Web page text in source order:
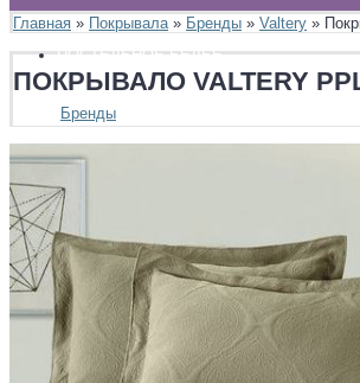
ПОСТЕЛЬНОЕ БЕЛЬЕ
Бренды
Luxberry
Stile Tex
Valtery
Хлопковый край
Размеры
Главная » Покрывала » Бренды » Valtery »
ПОКРЫВАЛО VALTERY